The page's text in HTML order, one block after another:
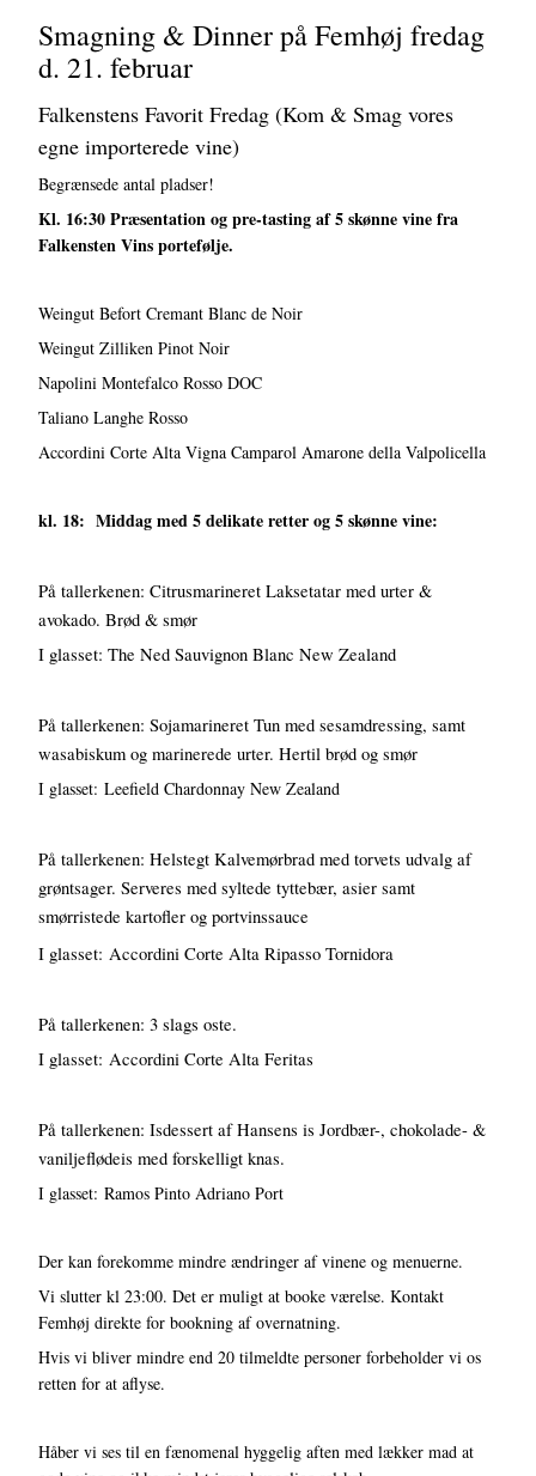
Smagning & Dinner på Femhøj fredag
d. 21. februar
Falkenstens Favorit Fredag (Kom & Smag vores
egne importerede vine)
Begrænsede antal pladser!
Kl. 16:30 Præsentation og pre-tasting af 5 skønne vine fra
Falkensten Vins portefølje.
Weingut Befort Cremant Blanc de Noir
Weingut Zilliken Pinot Noir
Napolini Montefalco Rosso DOC
Taliano Langhe Rosso
Accordini Corte Alta Vigna Camparol Amarone della Valpolicella
kl. 18: Middag med 5 delikate retter og 5 skønne vine:
På tallerkenen: Citrusmarineret Laksetatar med urter &
avokado. Brød & smør
I glasset: The Ned Sauvignon Blanc New Zealand
På tallerkenen: Sojamarineret Tun med sesamdressing, samt
wasabiskum og marinerede urter. Hertil brød og smør
I glasset: Leefield Chardonnay New Zealand
På tallerkenen: Helstegt Kalvemørbrad med torvets udvalg af
grøntsager. Serveres med syltede tyttebær, asier samt
smørristede kartofler og portvinssauce
I glasset: Accordini Corte Alta Ripasso Tornidora
På tallerkenen: 3 slags oste.
I glasset: Accordini Corte Alta Feritas
På tallerkenen: Isdessert af Hansens is Jordbær-, chokolade- &
vaniljeflødeis med forskelligt knas.
I glasset: Ramos Pinto Adriano Port
Der kan forekomme mindre ændringer af vinene og menuerne.
Vi slutter kl 23:00. Det er muligt at booke værelse. Kontakt
Femhøj direkte for bookning af overnatning.
Hvis vi bliver mindre end 20 tilmeldte personer forbeholder vi os
retten for at aflyse.
Håber vi ses til en fænomenal hyggelig aften med lækker mad at